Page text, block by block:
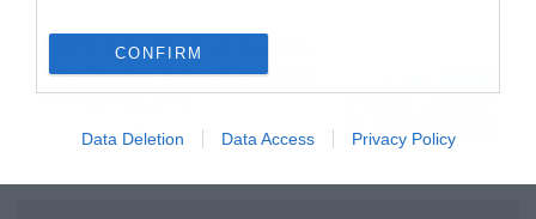
CONFIRM
Data Deletion Data Access Privacy Policy
ΠΑΟΚ-Άντερλεχτ με σούπερ
προσφορά* και ενισχυμένες
αποδόσεις από
το Pamestoixima.gr
06/08/2026 14:02